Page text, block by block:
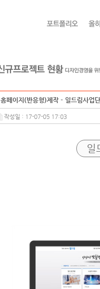
홈페이지(반응형)제작 - 일드림사업단
작성일 : 17-07-05 17:03
일